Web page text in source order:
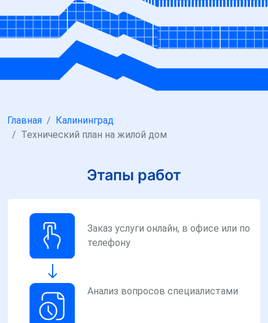
Главная
Калининград
Технический план на жилой дом
Этапы работ
Заказ услуги онлайн, в офисе или по
телефону
Анализ вопросов специалистами